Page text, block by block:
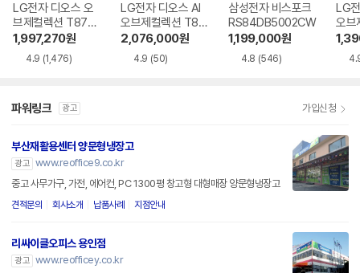
LG전자 디오스 오
브제컬렉션 T873
MEE111
1,997,270원
4.9 (1,476)
LG전자 디오스 AI
오브제컬렉션 T87
6MQQ1H1
2,076,000원
4.9 (50)
삼성전자 비스포크
RS84DB5002CW
1,199,000원
4.8 (546)
LG
오브
파워링크 광고 가입신청
부산재활용센터 양문형냉장고
광고 www.reoffice9.co.kr
중고 사무가구, 가전, 에어컨, PC 1300평 창고형 대형매장 양문형냉장고
견적문의 회사소개 납품사례 지점안내
리싸이클오피스 용인점
광고 www.reofficey.co.kr